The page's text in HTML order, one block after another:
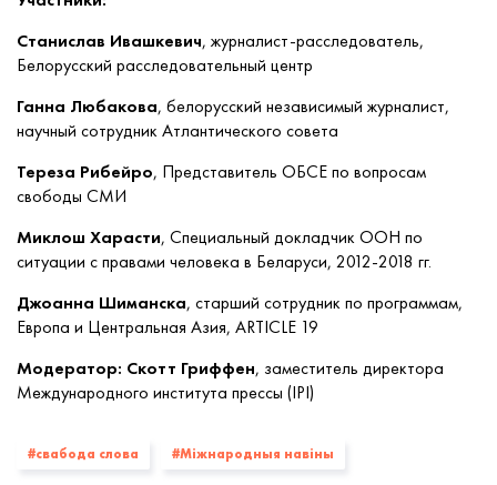
Станислав Ивашкевич, журналист-расследователь,
Белорусский расследовательный центр
Ганна Любакова, белорусский независимый журналист,
научный сотрудник Атлантического совета
Тереза ​​Рибейро, Представитель ОБСЕ по вопросам
свободы СМИ
Миклош Харасти, Специальный докладчик ООН по
ситуации с правами человека в Беларуси, 2012-2018 гг.
Джоанна Шиманска, старший сотрудник по программам,
Европа и Центральная Азия, ARTICLE 19
Модератор: Скотт Гриффен, заместитель директора
Международного института прессы (IPI)
#свабода слова #Міжнародныя навіны